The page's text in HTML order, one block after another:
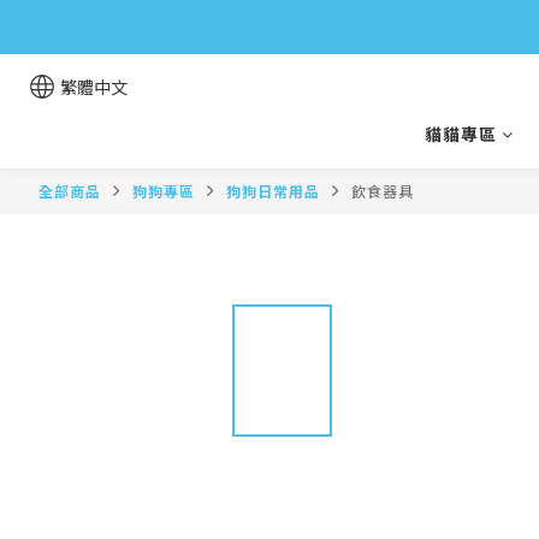
繁體中文
貓貓專區
全部商品 狗狗專區 狗狗日常用品 飲食器具